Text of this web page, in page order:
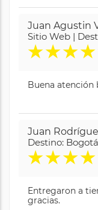
Juan Agustin
Sitio Web |
★★★★
Buena atención
Juan
Destino:
★★★★
Entregaron a
gracias.